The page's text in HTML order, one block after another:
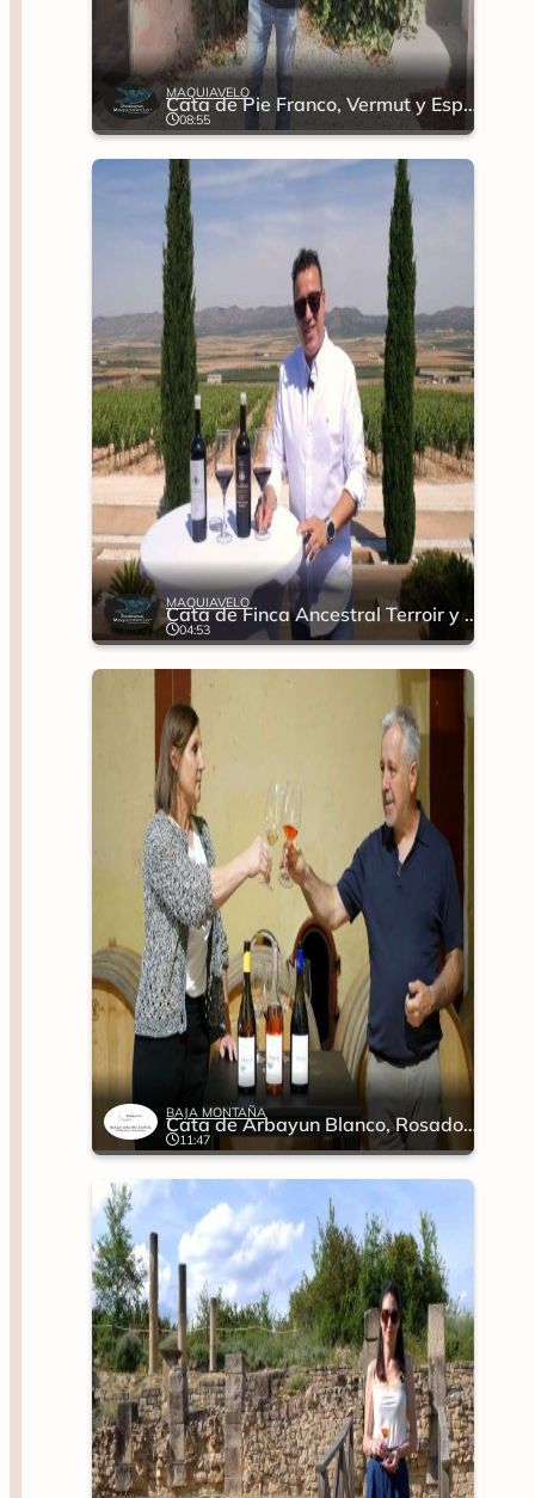
MAQUIAVELO
Cata de Pie Franco, Vermut y Espumoso
08:55
MAQUIAVELO
Cata de Finca Ancestral Terroir y Garnacha Pie Franco
04:53
BAJA MONTAÑA
Cata de Arbayun Blanco, Rosado y Tinto
11:47